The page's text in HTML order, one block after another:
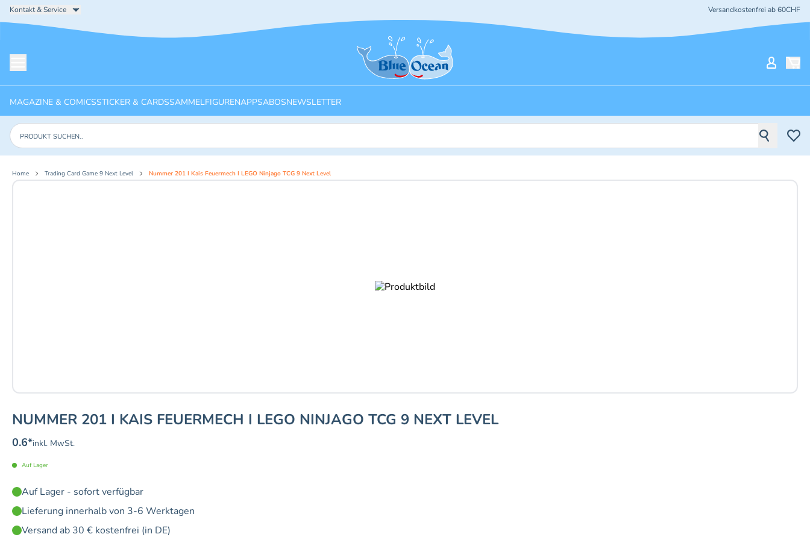
Kontakt & Service Versandkostenfrei ab 60CHF
Startseite
MAGAZINE & COMICSSTICKER & CARDSSAMMELFIGURENAPPSABOSNEWSLETTER
Produkte suchen
Home Trading Card Game 9 Next Level Nummer 201 I Kais Feuermech I LEGO Ninjago TCG 9 Next Level
NUMMER 201 I KAIS FEUERMECH I LEGO NINJAGO TCG 9 NEXT LEVEL
0.6*inkl. MwSt.
Auf Lager
Auf Lager - sofort verfügbar
Lieferung innerhalb von 3-6 Werktagen
Versand ab 30 € kostenfrei (in DE)